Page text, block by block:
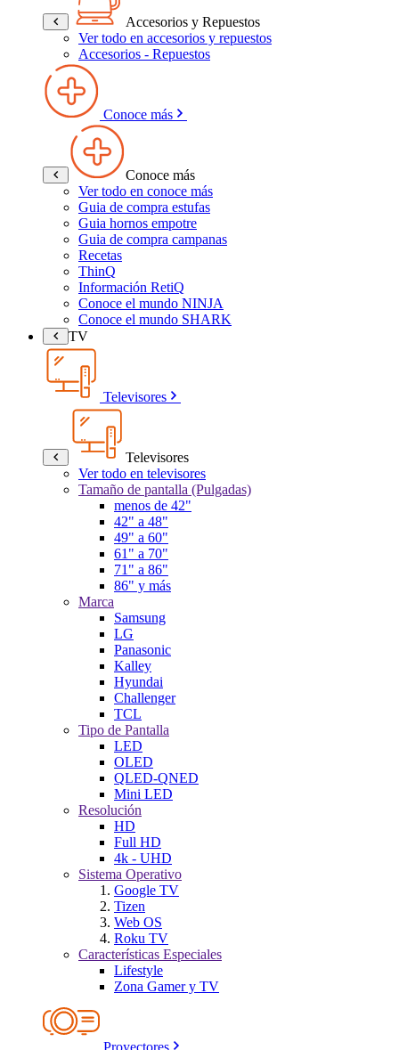
Accesorios y Repuestos
Ver todo en accesorios y repuestos
Accesorios - Repuestos
Conoce más
Conoce más
Ver todo en conoce más
Guia de compra estufas
Guia hornos empotre
Guia de compra campanas
Recetas
ThinQ
Información RetiQ
Conoce el mundo NINJA
Conoce el mundo SHARK
TV
Televisores
Televisores
Ver todo en televisores
Tamaño de pantalla (Pulgadas)
menos de 42"
42" a 48"
49" a 60"
61" a 70"
71" a 86"
86" y más
Marca
Samsung
LG
Panasonic
Kalley
Hyundai
Challenger
TCL
Tipo de Pantalla
LED
OLED
QLED-QNED
Mini LED
Resolución
HD
Full HD
4k - UHD
Sistema Operativo
Google TV
Tizen
Web OS
Roku TV
Características Especiales
Lifestyle
Zona Gamer y TV
Proyectores